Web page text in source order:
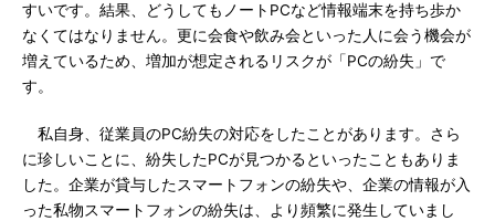
すいです。結果、どうしてもノートPCなど情報端末を持ち歩か
なくてはなりません。更に会食や飲み会といった人に会う機会が
増えているため、増加が想定されるリスクが「PCの紛失」で
す。
私自身、従業員のPC紛失の対応をしたことがあります。さら
に珍しいことに、紛失したPCが見つかるといったこともありま
した。企業が貸与したスマートフォンの紛失や、企業の情報が入
った私物スマートフォンの紛失は、より頻繁に発生していまし